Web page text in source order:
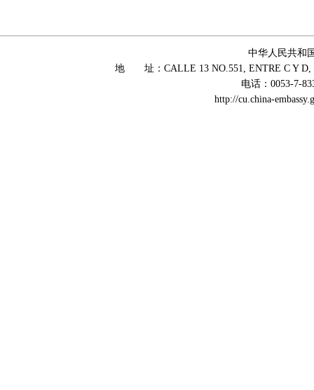
中华人民共和
地 址：CALLE 13 NO.551, ENTRE C Y D,
电话：0053-7-
http://cu.china-